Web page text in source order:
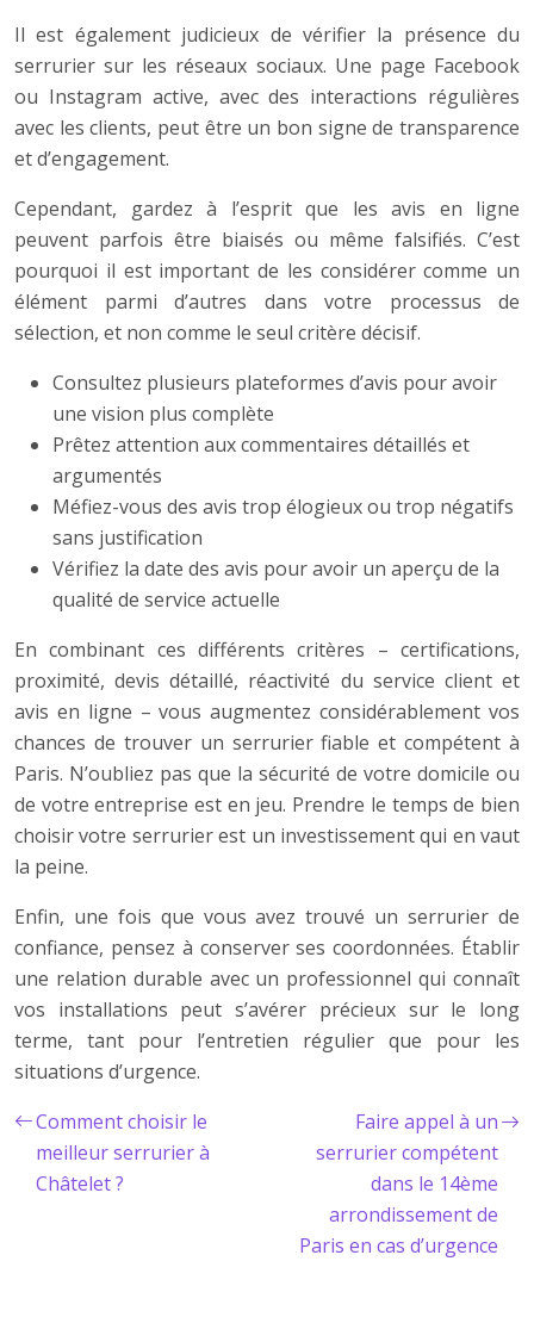
Il est également judicieux de vérifier la présence du
serrurier sur les réseaux sociaux. Une page Facebook
ou Instagram active, avec des interactions régulières
avec les clients, peut être un bon signe de transparence
et d’engagement.
Cependant, gardez à l’esprit que les avis en ligne
peuvent parfois être biaisés ou même falsifiés. C’est
pourquoi il est important de les considérer comme un
élément parmi d’autres dans votre processus de
sélection, et non comme le seul critère décisif.
Consultez plusieurs plateformes d’avis pour avoir
une vision plus complète
Prêtez attention aux commentaires détaillés et
argumentés
Méfiez-vous des avis trop élogieux ou trop négatifs
sans justification
Vérifiez la date des avis pour avoir un aperçu de la
qualité de service actuelle
En combinant ces différents critères – certifications,
proximité, devis détaillé, réactivité du service client et
avis en ligne – vous augmentez considérablement vos
chances de trouver un serrurier fiable et compétent à
Paris. N’oubliez pas que la sécurité de votre domicile ou
de votre entreprise est en jeu. Prendre le temps de bien
choisir votre serrurier est un investissement qui en vaut
la peine.
Enfin, une fois que vous avez trouvé un serrurier de
confiance, pensez à conserver ses coordonnées. Établir
une relation durable avec un professionnel qui connaît
vos installations peut s’avérer précieux sur le long
terme, tant pour l’entretien régulier que pour les
situations d’urgence.
Comment choisir le
meilleur serrurier à
Châtelet ?
Faire appel à un
serrurier compétent
dans le 14ème
arrondissement de
Paris en cas d’urgence